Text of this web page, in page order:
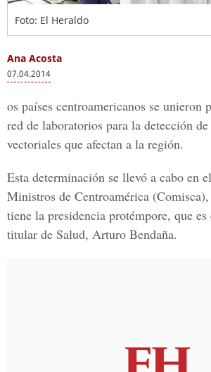
Foto: El Heraldo
Ana Acosta
07.04.2014
os países centroamericanos se unieron
red de laboratorios para la detección de
vectoriales que afectan a la región.
Esta determinación se llevó a cabo en
Ministros de Centroamérica
tiene la presidencia protémpore, que es
titular de Salud, Arturo Bendaña.